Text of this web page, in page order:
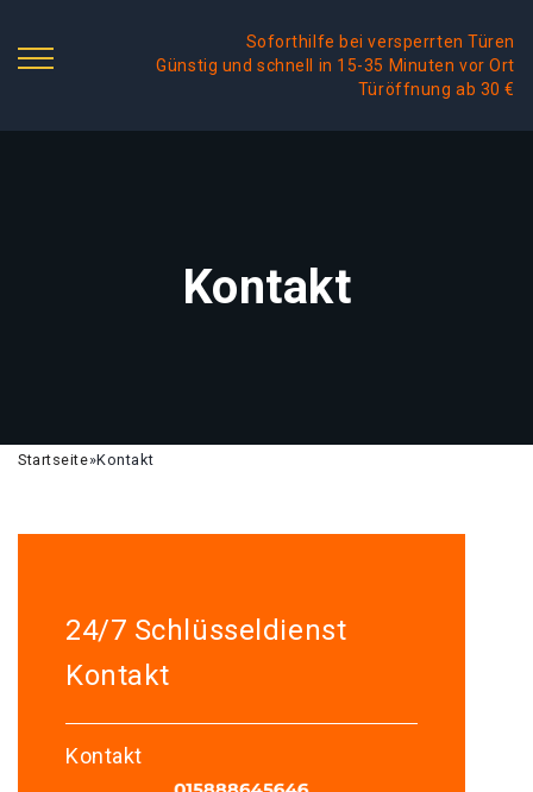
Soforthilfe bei versperrten Türen
Günstig und schnell in 15-35 Minuten vor Ort
Türöffnung ab 30 €
Kontakt
Startseite»Kontakt
24/7 Schlüsseldienst
Kontakt
Kontakt